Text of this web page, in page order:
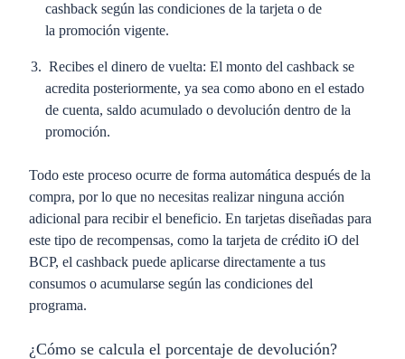
cashback según las condiciones de la tarjeta o de
la promoción vigente.
Recibes el dinero de vuelta: El monto del cashback se
acredita posteriormente, ya sea como abono en el estado
de cuenta, saldo acumulado o devolución dentro de la
promoción.
Todo este proceso ocurre de forma automática después de la
compra, por lo que no necesitas realizar ninguna acción
adicional para recibir el beneficio. En tarjetas diseñadas para
este tipo de recompensas, como la tarjeta de crédito iO del
BCP, el cashback puede aplicarse directamente a tus
consumos o acumularse según las condiciones del
programa.
¿Cómo se calcula el porcentaje de devolución?